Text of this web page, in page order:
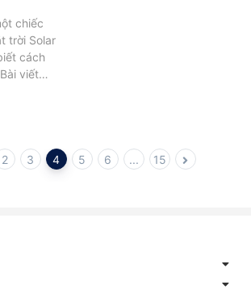
chiếc
trời Solar
cách
viết
2 3 4 5 6 ... 15